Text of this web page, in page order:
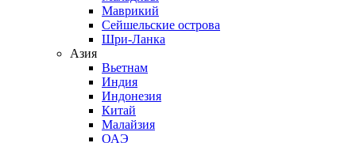
Маврикий
Сейшельские острова
Шри-Ланка
Азия
Вьетнам
Индия
Индонезия
Китай
Малайзия
ОАЭ